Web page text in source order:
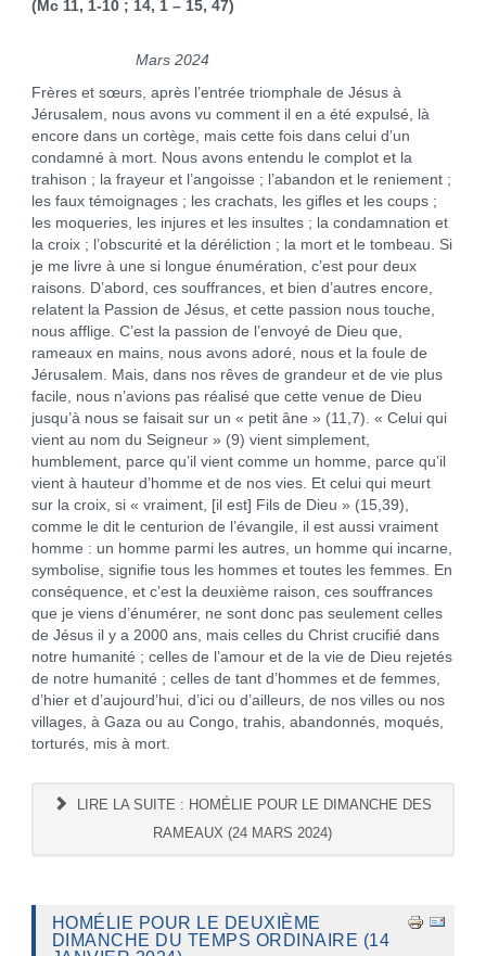
(Mc 11, 1-10 ; 14, 1 – 15, 47)
Mars 2024
Frères et sœurs, après l’entrée triomphale de Jésus à
Jérusalem, nous avons vu comment il en a été expulsé, là
encore dans un cortège, mais cette fois dans celui d’un
condamné à mort. Nous avons entendu le complot et la
trahison ; la frayeur et l’angoisse ; l’abandon et le reniement ;
les faux témoignages ; les crachats, les gifles et les coups ;
les moqueries, les injures et les insultes ; la condamnation et
la croix ; l’obscurité et la déréliction ; la mort et le tombeau. Si
je me livre à une si longue énumération, c’est pour deux
raisons. D’abord, ces souffrances, et bien d’autres encore,
relatent la Passion de Jésus, et cette passion nous touche,
nous afflige. C’est la passion de l’envoyé de Dieu que,
rameaux en mains, nous avons adoré, nous et la foule de
Jérusalem. Mais, dans nos rêves de grandeur et de vie plus
facile, nous n’avions pas réalisé que cette venue de Dieu
jusqu’à nous se faisait sur un « petit âne » (11,7). « Celui qui
vient au nom du Seigneur » (9) vient simplement,
humblement, parce qu’il vient comme un homme, parce qu’il
vient à hauteur d’homme et de nos vies. Et celui qui meurt
sur la croix, si « vraiment, [il est] Fils de Dieu » (15,39),
comme le dit le centurion de l’évangile, il est aussi vraiment
homme : un homme parmi les autres, un homme qui incarne,
symbolise, signifie tous les hommes et toutes les femmes. En
conséquence, et c’est la deuxième raison, ces souffrances
que je viens d’énumérer, ne sont donc pas seulement celles
de Jésus il y a 2000 ans, mais celles du Christ crucifié dans
notre humanité ; celles de l’amour et de la vie de Dieu rejetés
de notre humanité ; celles de tant d’hommes et de femmes,
d’hier et d’aujourd’hui, d’ici ou d’ailleurs, de nos villes ou nos
villages, à Gaza ou au Congo, trahis, abandonnés, moqués,
torturés, mis à mort.
LIRE LA SUITE : HOMÉLIE POUR LE DIMANCHE DES
RAMEAUX (24 MARS 2024)
HOMÉLIE POUR LE DEUXIÈME
DIMANCHE DU TEMPS ORDINAIRE (14